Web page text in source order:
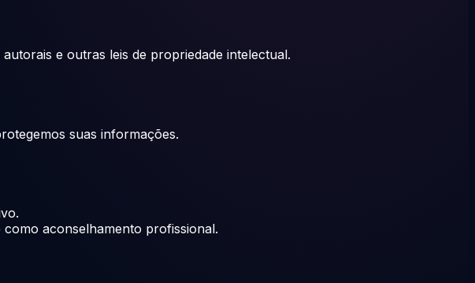
e outras leis de propriedade intelectual.
suas informações.
aconselhamento profissional.